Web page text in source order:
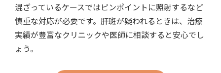
混ざっているケースではピンポイントに照射するなど
慎重な対応が必要です。肝斑が疑われるときは、治療
実績が豊富なクリニックや医師に相談すると安心でし
ょう。